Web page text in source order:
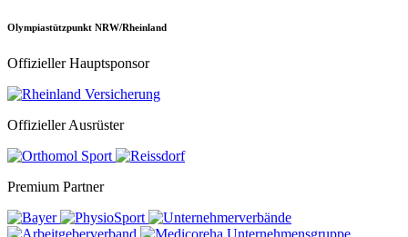
Olympiastützpunkt NRW/Rheinland
Offizieller Hauptsponsor
Offizieller Ausrüster
Premium Partner